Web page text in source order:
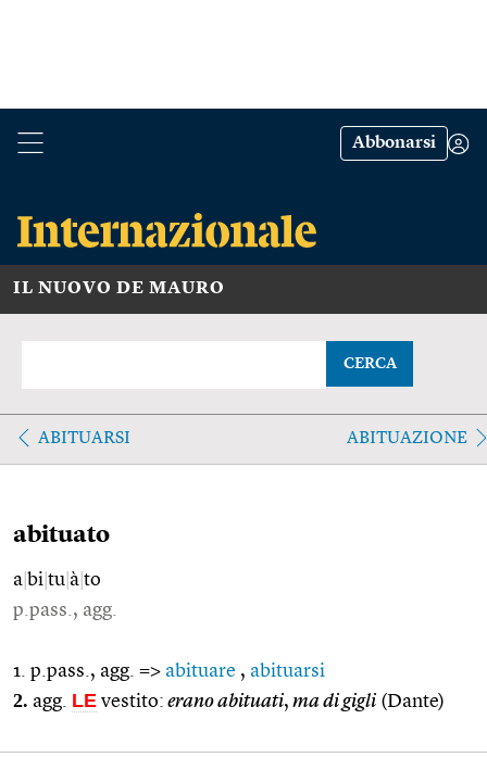
Abbonarsi
IL NUOVO DE MAURO
CERCA
ABITUARSI ABITUAZIONE
abituato
a bi tu à to
p.pass., agg.
1. p.pass., agg. => abituare , abituarsi
2. agg. LE vestito: erano abituati, ma di gigli (Dante)